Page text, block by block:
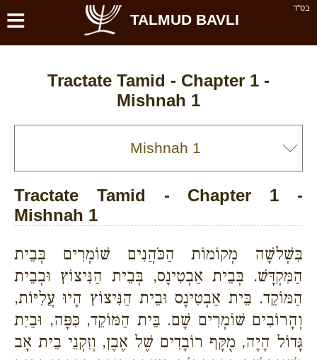
בס''ד ≡ TALMUD BAVLI
Tractate Tamid - Chapter 1 -
Mishnah 1
Tractate Tamid - Chapter 1 -
Mishnah 1
בִּשְׁלשָׁה מְקוֹמוֹת הַכֹּהֲנִים שׁוֹמְרִים בְּבֵית
הַמִּקְדָּשׁ. בְּבֵית אַבְטִינָס, בְּבֵית הַנִּיצוֹץ וּבְבֵית
הַמּוֹקֵד. בֵּית אַבְטִינָס וּבֵית הַנִּיצוֹץ הָיוּ עֲלִיּוֹת,
וְהָרוֹבִים שׁוֹמְרִים שָׁם. בֵּית הַמּוֹקֵד, כִּפָּה, וּבַיִת
גָּדוֹל הָיָה, מֻקָּף רוֹבָדִים שֶׁל אֶבֶן, וְזִקְנֵי בֵית אָב